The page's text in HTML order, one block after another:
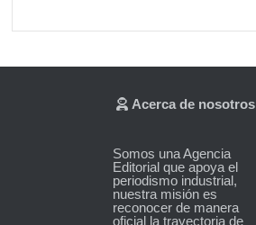
Acerca de nosotros
Somos una Agencia
Editorial que apoya el
periodismo industrial,
nuestra misión es
reconocer de manera
oficial la trayectoria de